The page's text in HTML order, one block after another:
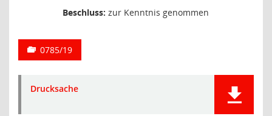
Beschluss: zur Kenntnis genommen
0785/19
Drucksache